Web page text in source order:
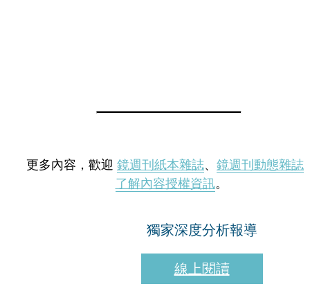
更多內容，歡迎 鏡週刊紙本雜誌、 鏡週刊動態雜誌
了解內容授權資訊。
獨家深度分析報導
線上閱讀